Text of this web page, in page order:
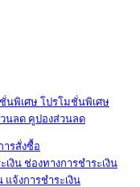
โปรโมชั่นพิเศษ
คูปองส่วนลด
ารสั่งซื้อ
ช่องทางการชำระเงิน
แจ้งการชำระเงิน